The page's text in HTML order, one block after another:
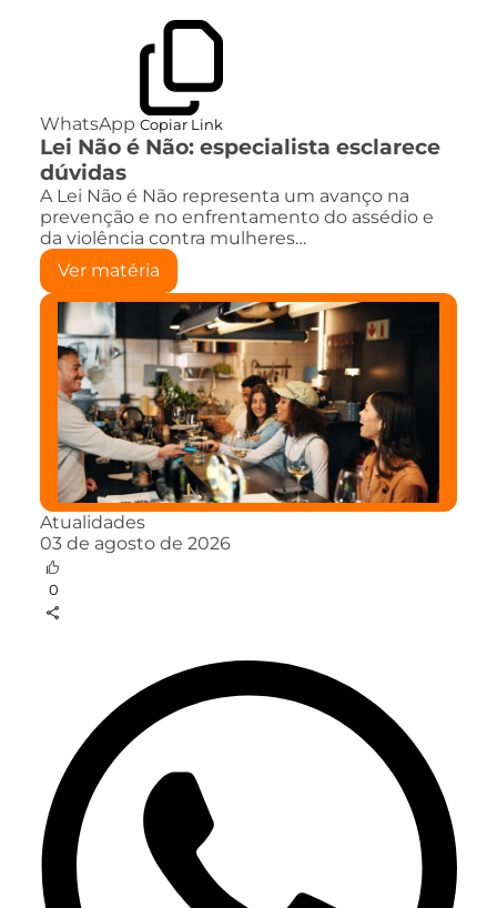
WhatsApp Copiar Link
Lei Não é Não: especialista esclarece
dúvidas
A Lei Não é Não representa um avanço na
prevenção e no enfrentamento do assédio e
da violência contra mulheres…
Ver matéria
Atualidades
03 de agosto de 2026
0